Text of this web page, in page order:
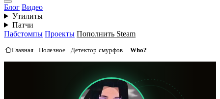
Блог Видео
Утилиты
Патчи
Пабстомпы Проекты Пополнить Steam
Главная Полезное Детектор смурфов Who?